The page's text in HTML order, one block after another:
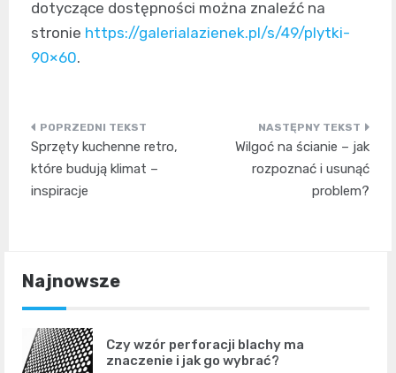
dotyczące dostępności można znaleźć na
stronie https://galerialazienek.pl/s/49/plytki-
90×60.
Nawigacja
wpisu
Sprzęty kuchenne retro,
które budują klimat –
inspiracje
Wilgoć na ścianie – jak
rozpoznać i usunąć
problem?
Najnowsze
Czy wzór perforacji blachy ma
znaczenie i jak go wybrać?